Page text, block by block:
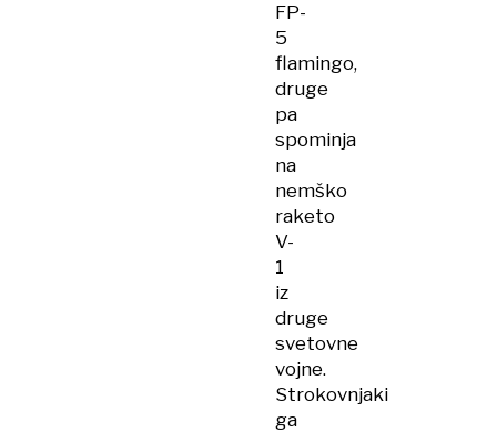
FP-
5
flamingo,
druge
pa
spominja
na
nemško
raketo
V-
1
iz
druge
svetovne
vojne.
Strokovnjaki
ga